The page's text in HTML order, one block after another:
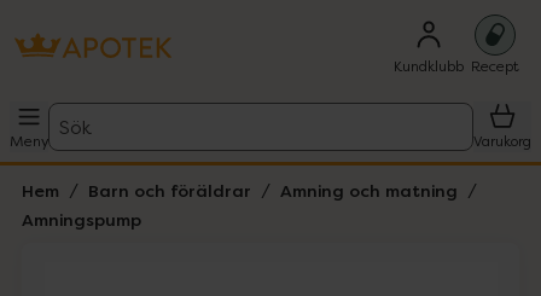
Kundklubb Recept
Meny
Sök
Varukorg
Hem Barn och föräldrar
Amning och matning
Amningspump